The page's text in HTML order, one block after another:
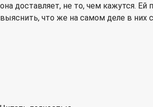
она доставляет, не то, чем кажутся. Ей
выяснить, что же на самом деле в них